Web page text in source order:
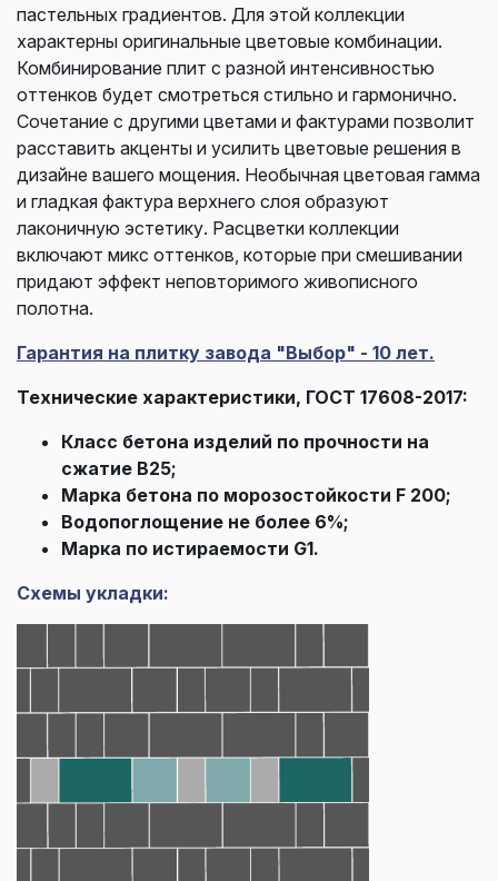
пастельных градиентов. Для этой коллекции
характерны оригинальные цветовые комбинации.
Комбинирование плит с разной интенсивностью
оттенков будет смотреться стильно и гармонично.
Сочетание с другими цветами и фактурами позволит
расставить акценты и усилить цветовые решения в
дизайне вашего мощения. Необычная цветовая гамма
и гладкая фактура верхнего слоя образуют
лаконичную эстетику. Расцветки коллекции
включают микс оттенков, которые при смешивании
придают эффект неповторимого живописного
полотна.
Гарантия на плитку завода "Выбор" - 10 лет.
Технические характеристики, ГОСТ 17608-2017:
Класс бетона изделий по прочности на
сжатие В25;
Марка бетона по морозостойкости F 200;
Водопоглощение не более 6%;
Марка по истираемости G1.
Схемы укладки: